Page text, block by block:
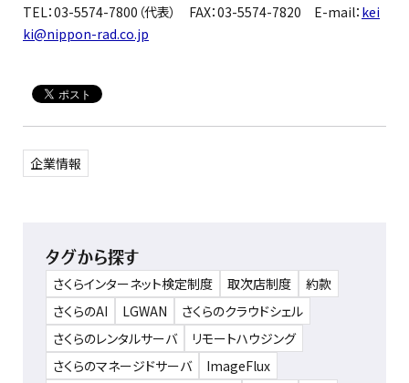
TEL：03-5574-7800（代表） FAX：03-5574-7820 E-mail： kei
ki@nippon-rad.co.jp
企業情報
タグから探す
さくらインターネット検定制度 取次店制度
約款
さくらのAI
LGWAN
さくらのクラウドシェル
さくらのレンタルサーバ
リモートハウジング
さくらのマネージドサーバ
ImageFlux